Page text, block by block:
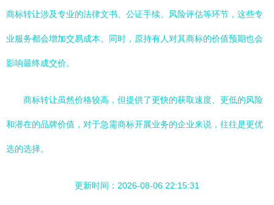
商标转让涉及专业的法律文书、公证手续、风险评估等环节，这些专
业服务都会增加交易成本。同时，原持有人对其商标的价值预期也会
影响最终成交价。
商标转让虽然价格较高，但提供了更快的获取速度、更低的风险
和潜在的品牌价值，对于急需商标开展业务的企业来说，往往是更优
选的选择。
更新时间：2026-08-06 22:15:31